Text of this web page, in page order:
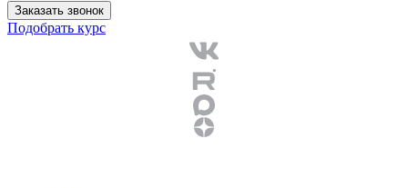
Заказать звонок
Подобрать курс